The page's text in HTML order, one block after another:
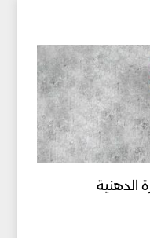
الدهنية